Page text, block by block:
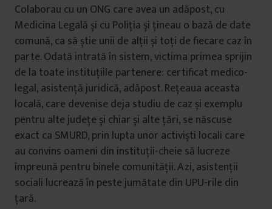
Colaborau cu un ONG care avea un adăpost, cu
Medicina Legală și cu Poliția și țineau o bază de date
comună, ca să știe unii de alții și toți de fiecare caz în
parte. Odată intrată în sistem, victima primea sprijin
de la toate instituțiile partenere: certificat medico-
legal, asistență juridică, adăpost. Rețeaua aceasta
locală, care devenise deja studiu de caz și exemplu
pentru alte județe și chiar și alte țări, se născuse
exact ca SMURD, prin lupta unor activiști locali care
au convins oameni din instituții-cheie să lucreze
împreună pentru binele comunității. Azi, asistenții
sociali lucrează în peste jumătate din UPU-rile din
țară.